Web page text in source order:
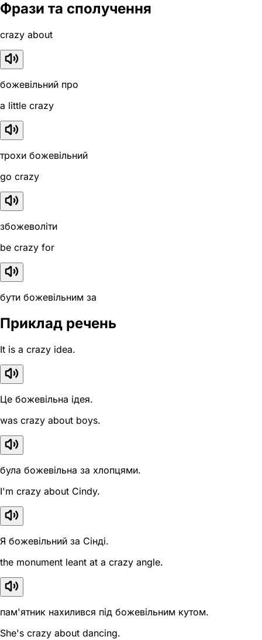
Фрази та сполучення
crazy about
божевільний про
a little crazy
трохи божевільний
go crazy
збожеволіти
be crazy for
бути божевільним за
Приклад речень
It is a crazy idea.
Це божевільна ідея.
was crazy about boys.
була божевільна за хлопцями.
I'm crazy about Cindy.
Я божевільний за Сінді.
the monument leant at a crazy angle.
пам'ятник нахилився під божевільним кутом.
She's crazy about dancing.